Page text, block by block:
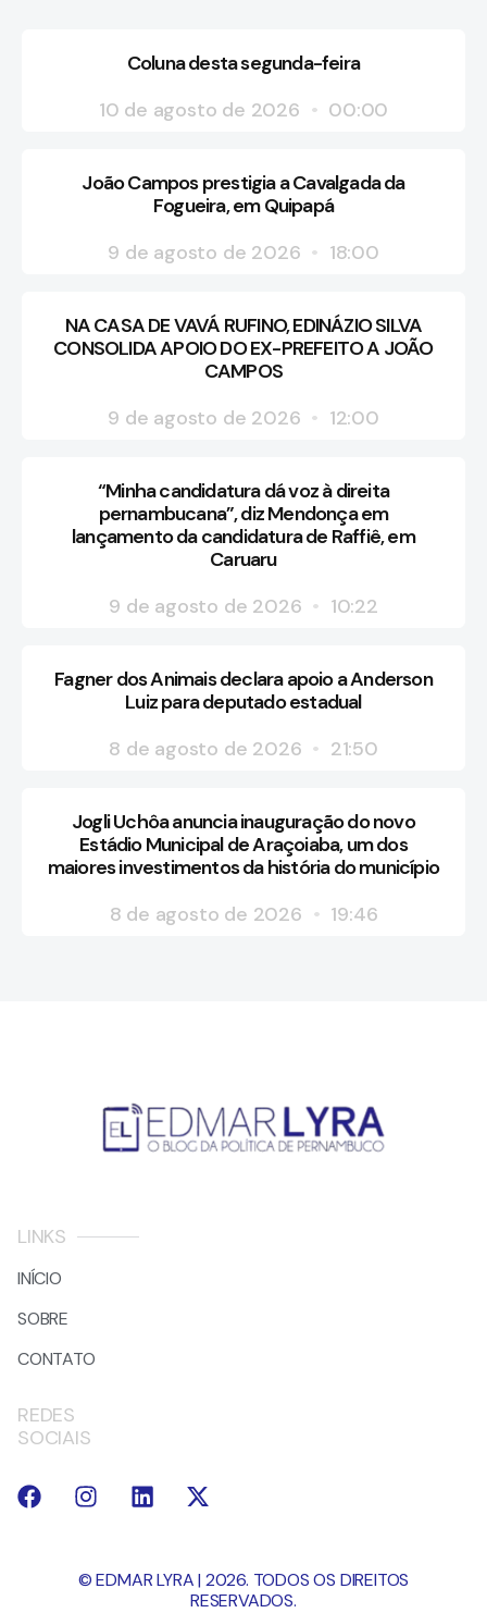
Coluna desta segunda-feira
10 de agosto de 2026
00:00
João Campos prestigia a Cavalgada da
Fogueira, em Quipapá
9 de agosto de 2026
18:00
NA CASA DE VAVÁ RUFINO, EDINÁZIO SILVA
CONSOLIDA APOIO DO EX-PREFEITO A JOÃO
CAMPOS
9 de agosto de 2026
12:00
“Minha candidatura dá voz à direita
pernambucana”, diz Mendonça em
lançamento da candidatura de Raffiê, em
Caruaru
9 de agosto de 2026
10:22
Fagner dos Animais declara apoio a Anderson
Luiz para deputado estadual
8 de agosto de 2026
21:50
Jogli Uchôa anuncia inauguração do novo
Estádio Municipal de Araçoiaba, um dos
maiores investimentos da história do município
8 de agosto de 2026
19:46
LINKS
INÍCIO
SOBRE
CONTATO
REDES
SOCIAIS
© EDMAR LYRA | 2026. TODOS OS DIREITOS
RESERVADOS.